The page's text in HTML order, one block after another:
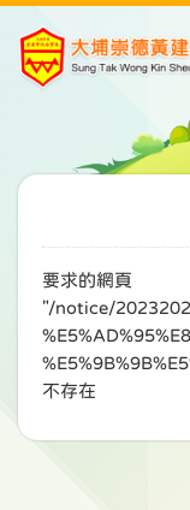
要求的網頁
"/notice/
不存在